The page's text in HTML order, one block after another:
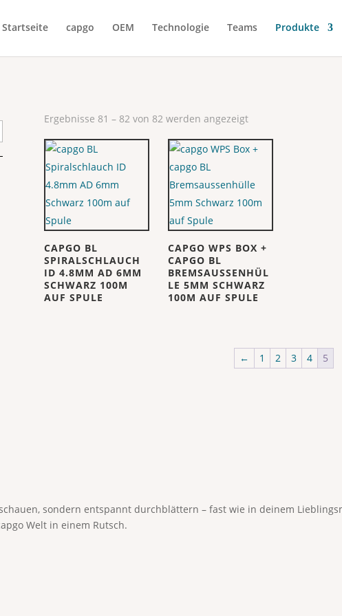
Startseite capgo OEM Technologie Teams Produkte
Ergebnisse 81 – 82 von 82 werden angezeigt
CAPGO BL
SPIRALSCHLAUCH
ID 4.8MM AD 6MM
SCHWARZ 100M
AUF SPULE
CAPGO WPS BOX +
CAPGO BL
BREMSAUSSENHÜL
LE 5MM SCHWARZ
100M AUF SPULE
← 1 2 3 4 5
sondern entspannt durchblättern – fast wie in deinem
Welt in einem Rutsch.